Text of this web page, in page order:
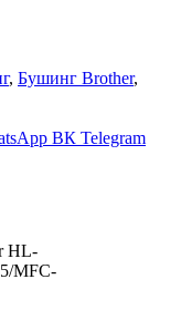
7820
, Бушинг Brother,
ВК Telegram
HL-
MFC-